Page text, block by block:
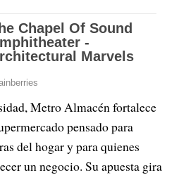
Metro Almacén fortalece
pensado para
del hogar y para quienes
un negocio. Su apuesta gira